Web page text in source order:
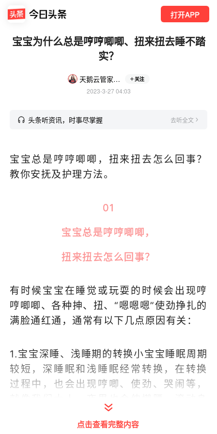
打开APP
宝宝为什么总是哼哼唧唧、扭来扭去睡不踏
实？
天鹅云管家盼姐 关注
2023-3-27 04:03
头条听资讯，时事尽掌握 去听全文
宝宝总是哼哼唧唧，扭来扭去怎么回事？
教你安抚及护理方法。
01
宝宝总是哼哼唧唧，
扭来扭去怎么回事？
有时候宝宝在睡觉或玩耍的时候会出现哼
哼唧唧、各种抻、扭、“嗯嗯嗯”使劲挣扎的
满脸通红通，通常有以下几点原因有关：
1.宝宝深睡、浅睡期的转换小宝宝睡眠周期
较短，深睡眠和浅睡眠经常转换，在转换
过程中，也会出现哼唧、使劲、哭闹等，
体。这些随着月龄的增大，情况会越来越
好，睡的时间也会越来越长。
点击查看完整内容